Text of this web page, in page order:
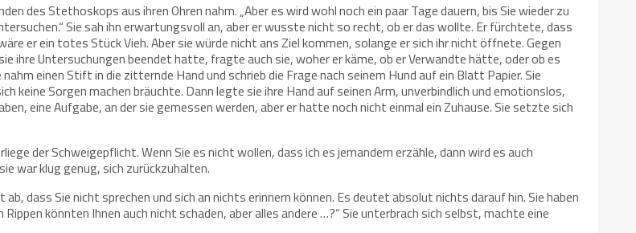
des Stethoskops aus ihren Ohren nahm. „Aber es wird wohl noch ein paar Tage dauern, bis Sie wieder zu
Sie sah ihn erwartungsvoll an, aber er wusste nicht so recht, ob er das wollte. Er fürchtete, dass
er ein totes Stück Vieh. Aber sie würde nicht ans Ziel kommen, solange er sich ihr nicht öffnete. Gegen
ihre Untersuchungen beendet hatte, fragte auch sie, woher er käme, ob er Verwandte hätte, oder ob es
einen Stift in die zitternde Hand und schrieb die Frage nach seinem Hund auf ein Blatt Papier. Sie
keine Sorgen machen bräuchte. Dann legte sie ihre Hand auf seinen Arm, unverbindlich und emotionslos,
eine Aufgabe, an der sie gemessen werden, aber er hatte noch nicht einmal ein Zuhause. Sie setzte sich
der Schweigepflicht. Wenn Sie es nicht wollen, dass ich es jemandem erzähle, dann wird es auch
war klug genug, sich zurückzuhalten.
dass Sie nicht sprechen und sich an nichts erinnern können. Es deutet absolut nichts darauf hin. Sie haben
könnten Ihnen auch nicht schaden, aber alles andere …?“ Sie unterbrach sich selbst, machte eine